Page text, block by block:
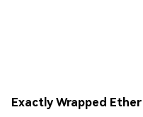
Exactly Wrapped